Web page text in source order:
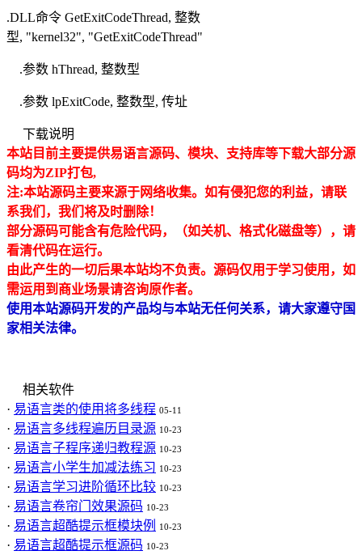
.DLL命令 GetExitCodeThread, 整数
型, "kernel32", "GetExitCodeThread"
.参数 hThread, 整数型
.参数 lpExitCode, 整数型, 传址
下载说明
本站目前主要提供易语言源码、模块、支持库等下载大部分源
码均为ZIP打包,
注:本站源码主要来源于网络收集。如有侵犯您的利益，请联
系我们，我们将及时删除！
部分源码可能含有危险代码，（如关机、格式化磁盘等），请
看清代码在运行。
由此产生的一切后果本站均不负责。源码仅用于学习使用，如
需运用到商业场景请咨询原作者。
使用本站源码开发的产品均与本站无任何关系，请大家遵守国
家相关法律。
相关软件
· 易语言类的使用将多线程 05-11
· 易语言多线程遍历目录源 10-23
· 易语言子程序递归教程源 10-23
· 易语言小学生加减法练习 10-23
· 易语言学习进阶循环比较 10-23
· 易语言卷帘门效果源码 10-23
· 易语言超酷提示框模块例 10-23
· 易语言超酷提示框源码 10-23